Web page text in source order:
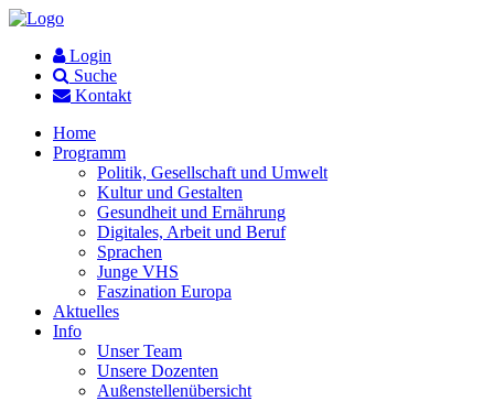
Login
Suche
Kontakt
Home
Programm
Politik, Gesellschaft und Umwelt
Kultur und Gestalten
Gesundheit und Ernährung
Digitales, Arbeit und Beruf
Sprachen
Junge VHS
Faszination Europa
Aktuelles
Info
Unser Team
Unsere Dozenten
Außenstellenübersicht